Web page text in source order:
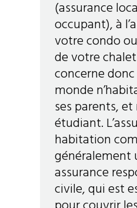
(assurance
occupant), à
votre condo
de votre
concerne
monde
ses parents,
étudiant.
habitation
généralement
assurance
civile, qui est